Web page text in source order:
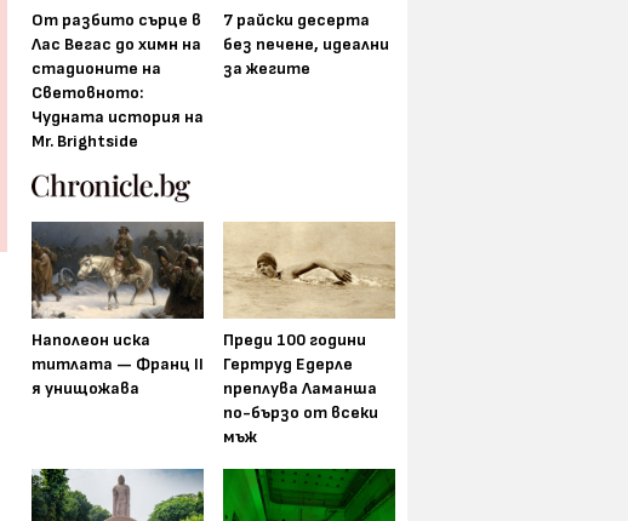
От разбито сърце в
Лас Вегас до химн на
стадионите на
Световното:
Чудната история на
Mr. Brightside
7 райски десерта
без печене, идеални
за жегите
Наполеон иска
титлата — Франц II
я унищожава
Преди 100 години
Гертруд Едерле
преплува Ламанша
по-бързо от всеки
мъж